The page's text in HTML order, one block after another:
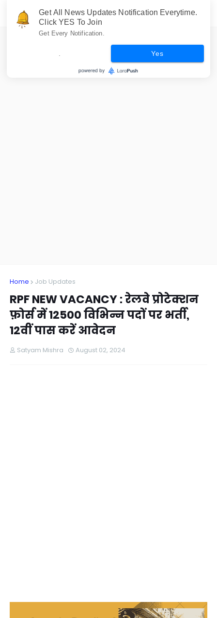
Home Job Updates
RPF NEW VACANCY : रेलवे प्रोटेक्शन
फ़ोर्स में 12500 विभिन्न पदों पर भर्ती,
12वीं पास करें आवेदन
Satyam Mishra August 02, 2024
Get All News Updates Notification Everytime.
Click YES To Join
Get Every Notification.
Yes